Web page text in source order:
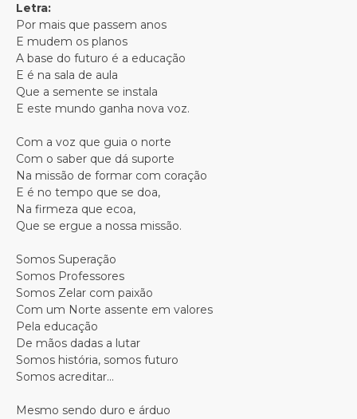
Letra:
Por mais que passem anos
E mudem os planos
A base do futuro é a educação
E é na sala de aula
Que a semente se instala
E este mundo ganha nova voz.
Com a voz que guia o norte
Com o saber que dá suporte
Na missão de formar com coração
E é no tempo que se doa,
Na firmeza que ecoa,
Que se ergue a nossa missão.
Somos Superação
Somos Professores
Somos Zelar com paixão
Com um Norte assente em valores
Pela educação
De mãos dadas a lutar
Somos história, somos futuro
Somos acreditar...
Mesmo sendo duro e árduo